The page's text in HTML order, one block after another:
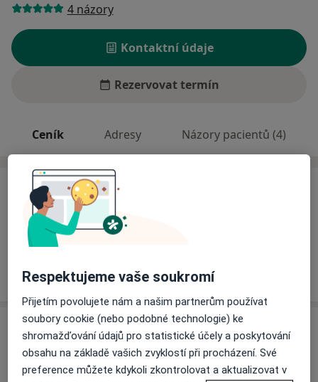
4 názory
Kontaktní údaje
Rezervovat termín
Ceník Adresy Názory pacientů (4)
Ceník
Informace o službách a cenách nejsou k dispozici
Tento specialista ještě nepřidával žádné informace o
Adresa
Praktický lékař pro dospělé
Česká Lípa 47001
Respektujeme vaše soukromí
Přijetím povolujete nám a našim partnerům používat
soubory cookie (nebo podobné technologie) ke
shromažďování údajů pro statistické účely a poskytování
obsahu na základě vašich zvyklostí při procházení. Své
preference můžete kdykoli zkontrolovat a aktualizovat v